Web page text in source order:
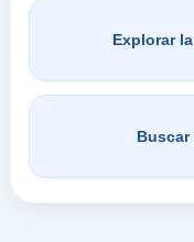
Explorar
Buscar